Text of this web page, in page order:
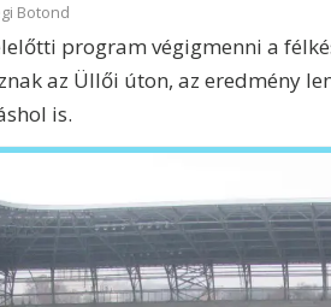
Botond
program végigmenni a
az Üllői úton, az eredmény
is.